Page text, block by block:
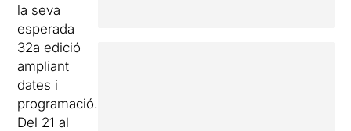
la seva
esperada
32a edició
ampliant
dates i
programació.
Del 21 al